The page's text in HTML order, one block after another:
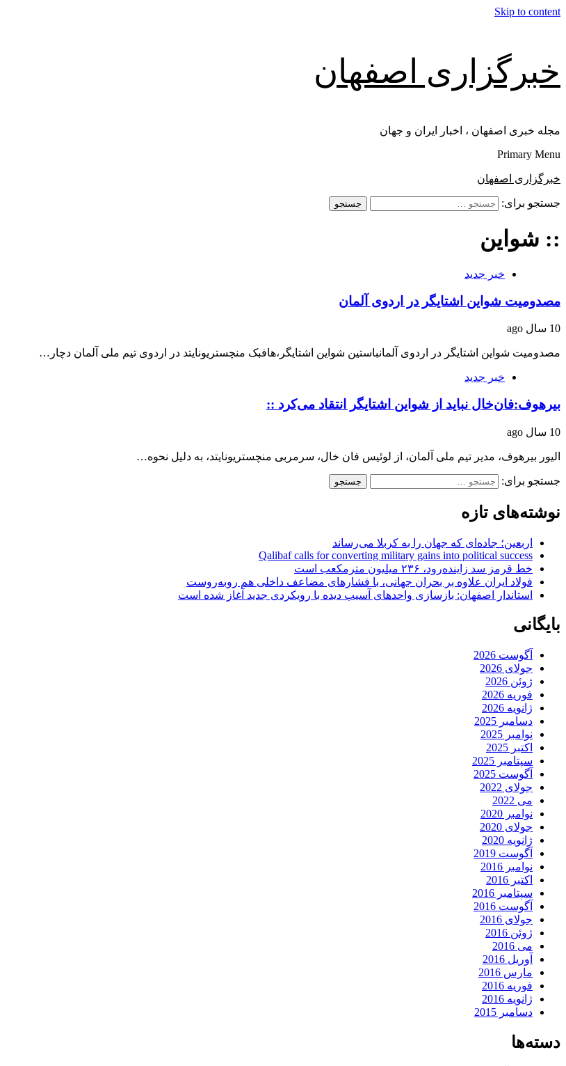
Skip to content
خبرگزاری اصفهان
مجله خبری اصفهان ، اخبار ایران و جهان
Primary Menu
خبرگزاری اصفهان
جستجو برای:
:: شواین
خبر جدید
مصدومیت شواین اشتایگر در اردوی آلمان
10 سال ago
مصدومیت شواین اشتایگر در اردوی آلمانباستین شواین اشتایگر،‌هافبک منچستریونایتد در اردوی تیم ملی آلمان دچار…
خبر جدید
بیرهوف:فان‌خال نباید از شواین اشتایگر انتقاد می‌کرد ::
10 سال ago
الیور بیرهوف، مدیر تیم ملی آلمان، از لوئیس فان خال، سرمربی منچستریونایتد، به دلیل نحوه…
جستجو برای:
نوشته‌های تازه
اربعین؛ جاده‌ای که جهان را به کربلا می‌رساند
Qalibaf calls for converting military gains into political success
خط قرمز سد زاینده‌رود، ۲۳۶ میلیون مترمکعب است
فولاد ایران علاوه بر بحران جهانی، با فشارهای مضاعف داخلی هم روبه‌روست
استاندار اصفهان: بازسازی واحدهای آسیب دیده با رویکردی جدید آغاز شده است
بایگانی
آگوست 2026
جولای 2026
ژوئن 2026
فوریه 2026
ژانویه 2026
دسامبر 2025
نوامبر 2025
اکتبر 2025
سپتامبر 2025
آگوست 2025
جولای 2022
می 2022
نوامبر 2020
جولای 2020
ژانویه 2020
آگوست 2019
نوامبر 2016
اکتبر 2016
سپتامبر 2016
آگوست 2016
جولای 2016
ژوئن 2016
می 2016
آوریل 2016
مارس 2016
فوریه 2016
ژانویه 2016
دسامبر 2015
دسته‌ها